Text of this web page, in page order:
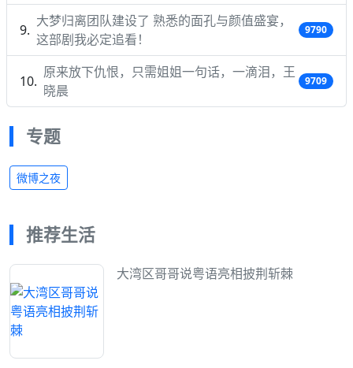
大梦归离团队建设了 熟悉的面孔与颜值盛宴，
这部剧我必定追看！
9790
原来放下仇恨，只需姐姐一句话，一滴泪，王
晓晨
9709
专题
微博之夜
推荐生活
大湾区哥哥说粤语亮相披荆斩棘